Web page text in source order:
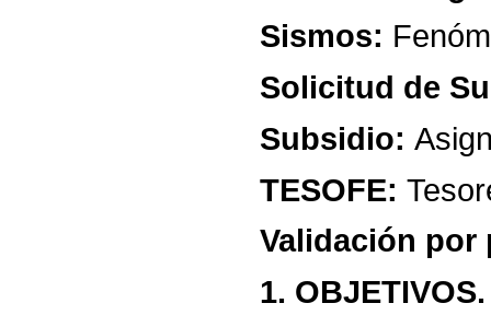
Sismos:
Solicitud de
Subsidio:
TESOFE:
Validación por
1. OBJETIVOS.